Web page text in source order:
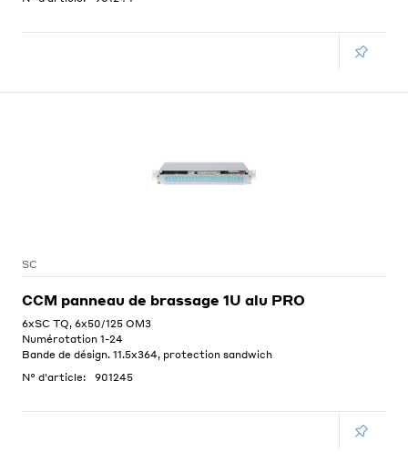
SC
CCM panneau de brassage 1U alu PRO
6xSC TQ, 6x50/125 OM3
Numérotation 1-24
Bande de désign. 11.5x364, protection sandwich
N° d'article:
901245